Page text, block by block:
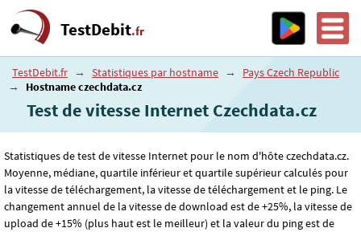
TestDebit.fr
TestDebit.fr → Statistiques par hostname →
Pays Czech Republic
→
Hostname czechdata.cz
Test de vitesse Internet Czechdata.cz
Statistiques de test de vitesse Internet pour le nom d'hôte czechdata.cz.
Moyenne, médiane, quartile inférieur et quartile supérieur calculés pour
la vitesse de téléchargement, la vitesse de téléchargement et le ping. Le
changement annuel de la vitesse de download est de +25%, la vitesse de
upload de +15% (plus haut est le meilleur) et la valeur du ping est de